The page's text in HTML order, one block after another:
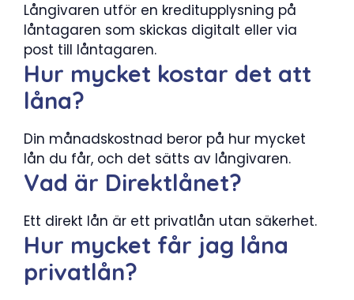
Långivaren utför en kreditupplysning på
låntagaren som skickas digitalt eller via
post till låntagaren.
Hur mycket kostar det att
låna?
Din månadskostnad beror på hur mycket
lån du får, och det sätts av långivaren.
Vad är Direktlånet?
Ett direkt lån är ett privatlån utan säkerhet.
Hur mycket får jag låna
privatlån?